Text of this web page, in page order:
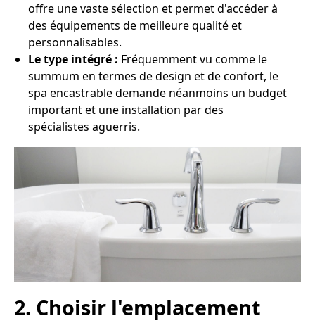
offre une vaste sélection et permet d'accéder à
des équipements de meilleure qualité et
personnalisables.
Le type intégré : Fréquemment vu comme le
summum en termes de design et de confort, le
spa encastrable demande néanmoins un budget
important et une installation par des
spécialistes aguerris.
2. Choisir l'emplacement